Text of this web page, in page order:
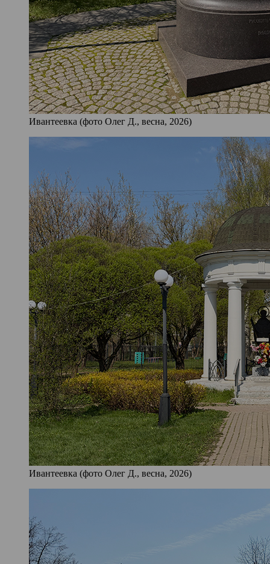
Ивантеевка (фото Олег Д., весна, 2026)
Ивантеевка (фото Олег Д., весна, 2026)